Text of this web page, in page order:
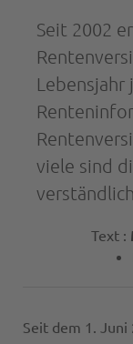
Seit 2002
Lebensjahr
viele sind
Text :
Seit dem 1. Juni